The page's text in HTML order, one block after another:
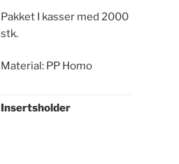
Pakket I kasser med 2000
stk.
Material: PP Homo
Insertsholder